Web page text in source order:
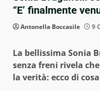
“E’ finalmente
Antonella Boccasile 9
La bellissima Sonia
senza freni rivela
la verità: ecco di